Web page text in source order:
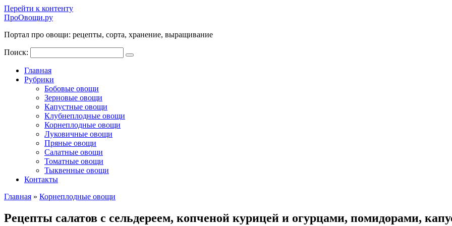
Перейти к контенту
ПроОвощи.ру
Портал про овощи: рецепты, сорта, хранение, выращивание
Поиск:
Главная
Рубрики
Бобовые овощи
Зерновые овощи
Капустные овощи
Клубнеплодные овощи
Корнеплодные овощи
Луковичные овощи
Пряные овощи
Салатные овощи
Томатные овощи
Тыквенные овощи
Контакты
Главная » Корнеплодные овощи
Рецепты салатов с сельдереем, копченой курицей и огурцами, помидорами,